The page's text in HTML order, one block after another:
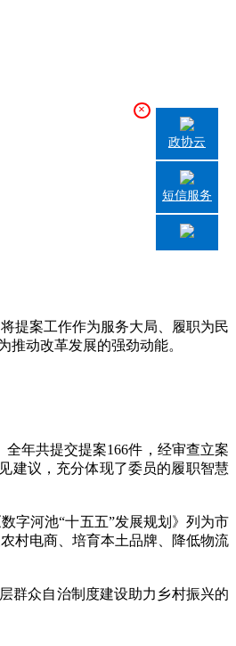
提案工作作为服务大局、履职为民
动改革发展的强劲动能。
年共提交提案166件，经审查立案
建议，充分体现了委员的履职智慧
字河池“十五五”发展规划》列为市
村电商、培育本土品牌、降低物流
群众自治制度建设助力乡村振兴的
×
政协云
短信服务